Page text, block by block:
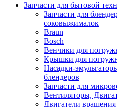
Запчасти для бытовой
Запчасти для
соковыжималок
Braun
Bosch
Венчики для
Крышки для
Насадки-
блендеров
Запчасти для
Вентиляторы,
Двигатели